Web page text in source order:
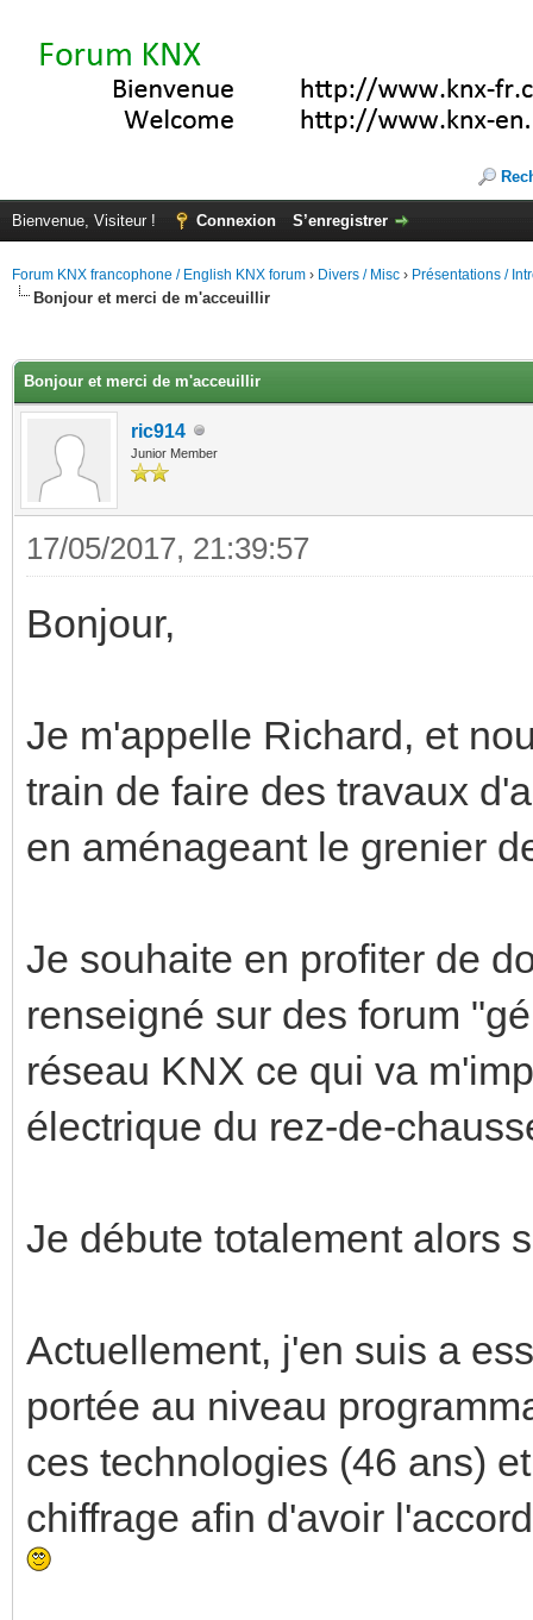
Bienvenue, Visiteur ! Connexion S’enregistrer
Forum KNX francophone / English KNX forum › Divers / Misc › Présentations /
Bonjour et merci de m'acceuillir
Bonjour et merci de m'acceuillir
ric914
Junior Member
17/05/2017, 21:39:57
Bonjour,
Je m'appelle Richard, et
train de faire des travaux
en aménageant le grenier
Je souhaite en profiter de
renseigné sur des forum
réseau KNX ce qui va
électrique du rez-de-
Je débute totalement alors
Actuellement, j'en suis a
portée au niveau
ces technologies (46 ans)
chiffrage afin d'avoir